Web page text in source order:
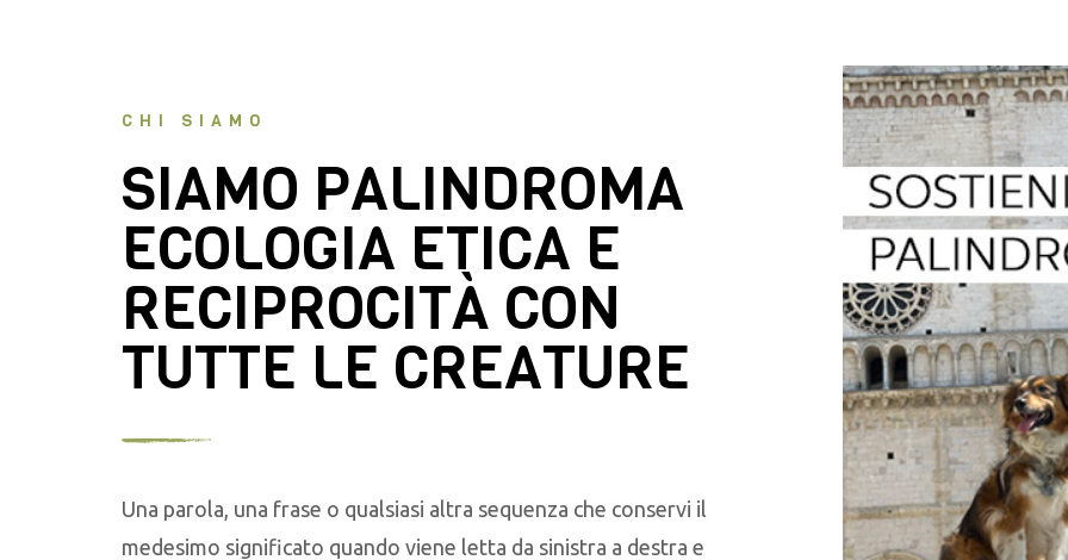
CHI SIAMO
SIAMO PALINDROMA
ECOLOGIA ETICA E
RECIPROCITÀ CON
TUTTE LE CREATURE
Una parola, una frase o qualsiasi altra sequenza che conservi il
medesimo significato quando viene letta da sinistra a destra e